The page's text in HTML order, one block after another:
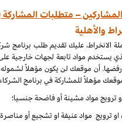
– متطلبات
والأهلية
الانخراط، عليك تقديم طلب
يستخدم مواد تابعة لجهات خارجية
رفضها. أن موقعك لن يكون مؤهلاً
مؤهلاً للمشاركة في برنامج
ترويج مواد مشينة أو فاضحة جنسيا؛
ترويج مواد عنيفة او تشجيع أو مناصرة